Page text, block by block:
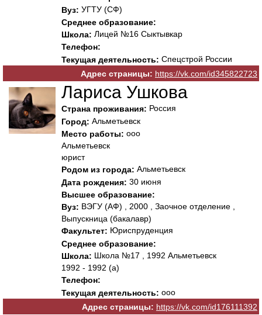
Вуз: УГТУ (СФ)
Среднее образование:
Школа: Лицей №16 Сыктывкар
Телефон:
Текущая деятельность: Спецстрой России
Адрес страницы: https://vk.com/id345822723
Лариса Ушкова
Страна проживания: Россия
Город: Альметьевск
Место работы: ооо
Альметьевск
юрист
Родом из города: Альметьевск
Дата рождения: 30 июня
Высшее образование:
Вуз: ВЭГУ (АФ) , 2000 , Заочное отделение ,
Выпускница (бакалавр)
Факультет: Юриспруденция
Среднее образование:
Школа: Школа №17 , 1992 Альметьевск
1992 - 1992 (а)
Телефон:
Текущая деятельность: ооо
Адрес страницы: https://vk.com/id176111392